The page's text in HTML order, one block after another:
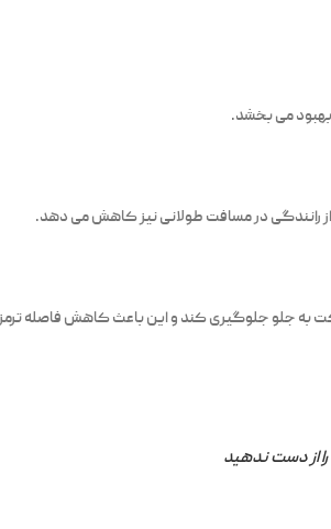
بهبود می بخشد.
رانندگی در مسافت طولانی نیز کاهش می دهد.
به جلو جلوگیری کند و این باعث کاهش فاصله
از دست ندهید